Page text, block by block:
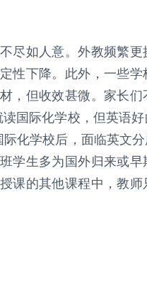
尽如人意。外教频繁更
性下降。此外，一些
，但收效甚微。家长
国际化学校，但英语
化学校后，面临英文
学生多为国外归来或
课的其他课程中，教师